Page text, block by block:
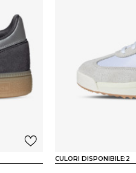
CULORI DISPONIBILE:2